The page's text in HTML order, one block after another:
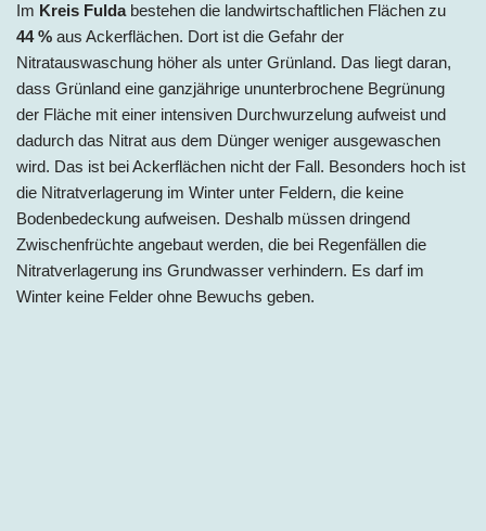
Im Kreis Fulda bestehen die landwirtschaftlichen Flächen zu
44 % aus Ackerflächen. Dort ist die Gefahr der
Nitratauswaschung höher als unter Grünland. Das liegt daran,
dass Grünland eine ganzjährige ununterbrochene Begrünung
der Fläche mit einer intensiven Durchwurzelung aufweist und
dadurch das Nitrat aus dem Dünger weniger ausgewaschen
wird. Das ist bei Ackerflächen nicht der Fall. Besonders hoch ist
die Nitratverlagerung im Winter unter Feldern, die keine
Bodenbedeckung aufweisen. Deshalb müssen dringend
Zwischenfrüchte angebaut werden, die bei Regenfällen die
Nitratverlagerung ins Grundwasser verhindern. Es darf im
Winter keine Felder ohne Bewuchs geben.